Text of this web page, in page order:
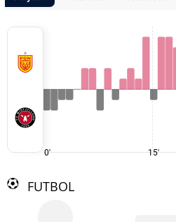
0' 15'
FUTBOL